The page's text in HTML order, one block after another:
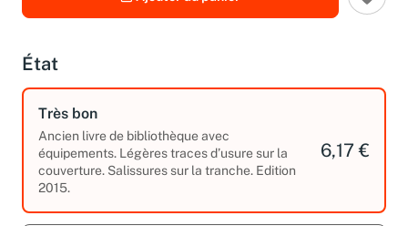
Ajouter au panier
État
Très bon
Ancien livre de bibliothèque avec
équipements. Légères traces d’usure sur la
couverture. Salissures sur la tranche. Edition
6,17 €